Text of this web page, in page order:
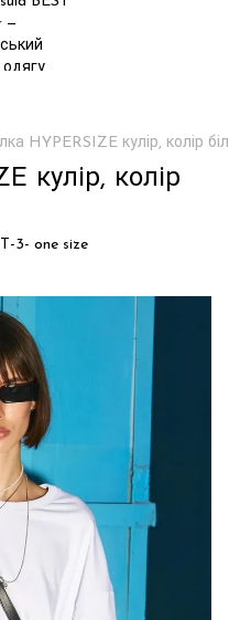
HYPERSIZE кулір, колір
кулір, колір
3- one size